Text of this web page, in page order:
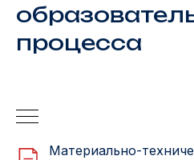
процесса
Материально-